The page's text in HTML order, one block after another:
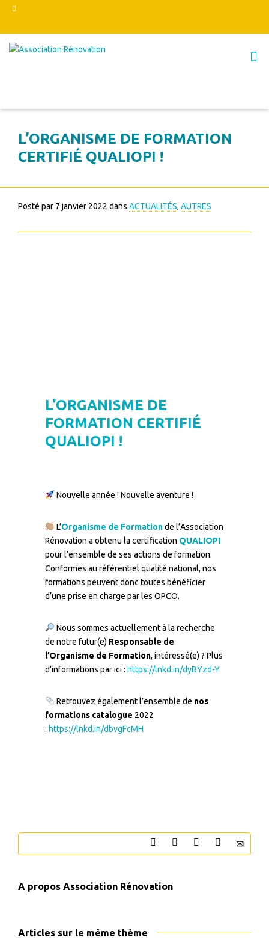
L’ORGANISME DE FORMATION
CERTIFIÉ QUALIOPI !
Posté par 7 janvier 2022 dans ACTUALITÉS, AUTRES
L’ORGANISME DE
FORMATION CERTIFIÉ
QUALIOPI !
Nouvelle année ! Nouvelle aventure !
L’Organisme de Formationde l’Association
Rénovation a obtenu la certification QUALIOPI
pour l’ensemble de ses actions de formation.
Conformes au référentiel qualité national, nos
formations peuvent donc toutes bénéficier
d’une prise en charge par les OPCO.
Nous sommes actuellement à la recherche
de notre futur(e) Responsable de
l’Organisme de Formation, intéressé(e) ? Plus
d’informations par ici : https://lnkd.in/dyBYzd-Y
Retrouvez également l’ensemble de nos
formations catalogue 2022
: https://lnkd.in/dbvgFcMH
A propos Association Rénovation
Articles sur le même thème